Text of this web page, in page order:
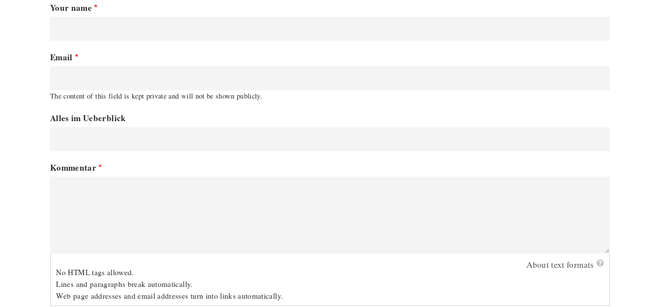
Your name
Email
The content of this field is kept private and will not be shown publicly.
Alles im Ueberblick
Kommentar
About text formats
No HTML tags allowed.
Lines and paragraphs break automatically.
Web page addresses and email addresses turn into links automatically.